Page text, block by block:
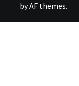
byAF themes.